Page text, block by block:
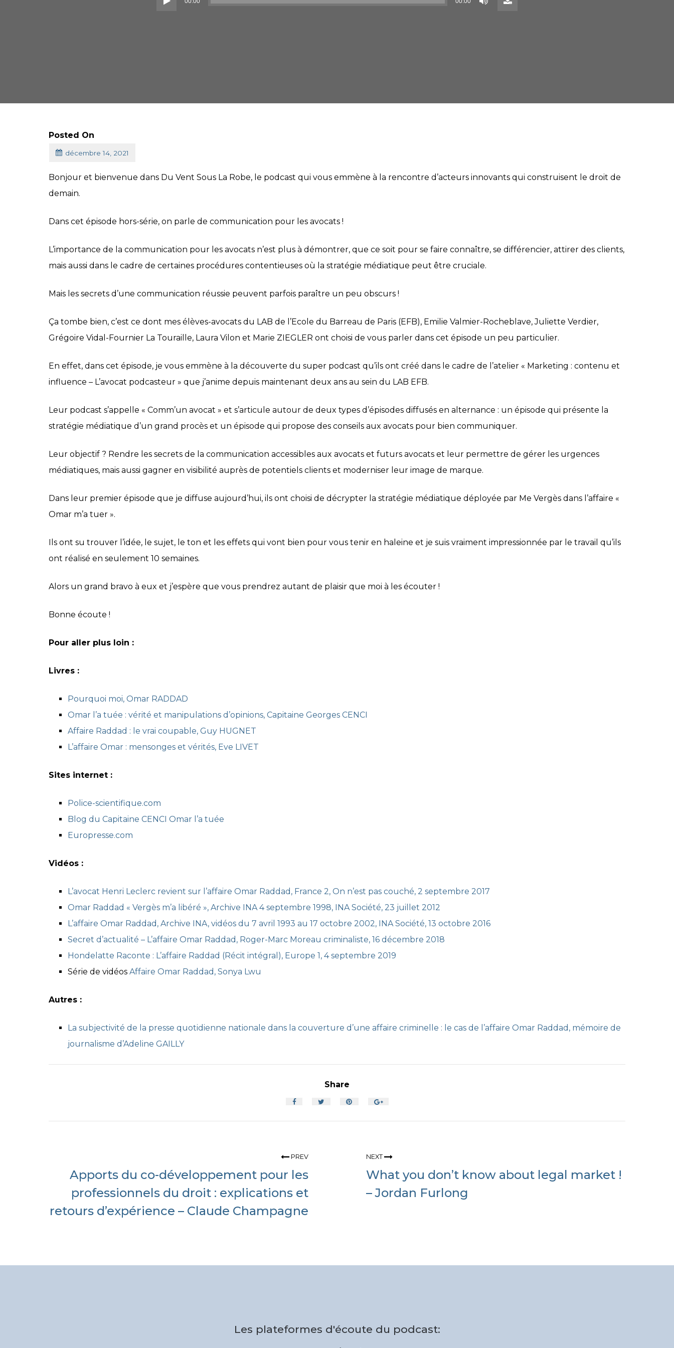
()
Posted On
décembre 14, 2021
Bonjour et bienvenue dans Du Vent Sous La Robe, le podcast qui vous emmène à la rencontre d’acteurs innovants qui construisent le droit de
demain.
Dans cet épisode hors-série, on parle de communication pour les avocats !
L’importance de la communication pour les avocats n’est plus à démontrer, que ce soit pour se faire connaître, se différencier, attirer des clients,
mais aussi dans le cadre de certaines procédures contentieuses où la stratégie médiatique peut être cruciale.
Mais les secrets d’une communication réussie peuvent parfois paraître un peu obscurs !
Ça tombe bien, c’est ce dont mes élèves-avocats du LAB de l’Ecole du Barreau de Paris (EFB), Emilie Valmier-Rocheblave, Juliette Verdier,
Grégoire Vidal-Fournier La Touraille, Laura Vilon et Marie ZIEGLER ont choisi de vous parler dans cet épisode un peu particulier.
En effet, dans cet épisode, je vous emmène à la découverte du super podcast qu’ils ont créé dans le cadre de l’atelier « Marketing : contenu et
influence – L’avocat podcasteur » que j’anime depuis maintenant deux ans au sein du LAB EFB.
Leur podcast s’appelle « Comm’un avocat » et s’articule autour de deux types d’épisodes diffusés en alternance : un épisode qui présente la
stratégie médiatique d’un grand procès et un épisode qui propose des conseils aux avocats pour bien communiquer.
Leur objectif ? Rendre les secrets de la communication accessibles aux avocats et futurs avocats et leur permettre de gérer les urgences
médiatiques, mais aussi gagner en visibilité auprès de potentiels clients et moderniser leur image de marque.
Dans leur premier épisode que je diffuse aujourd’hui, ils ont choisi de décrypter la stratégie médiatique déployée par Me Vergès dans l’affaire «
Omar m’a tuer ».
Ils ont su trouver l’idée, le sujet, le ton et les effets qui vont bien pour vous tenir en haleine et je suis vraiment impressionnée par le travail qu’ils
ont réalisé en seulement 10 semaines.
Alors un grand bravo à eux et j’espère que vous prendrez autant de plaisir que moi à les écouter !
Bonne écoute !
Pour aller plus loin :
Livres :
Pourquoi moi, Omar RADDAD
Omar l’a tuée : vérité et manipulations d’opinions, Capitaine Georges CENCI
Affaire Raddad : le vrai coupable, Guy HUGNET
L’affaire Omar : mensonges et vérités, Eve LIVET
Sites internet :
Police-scientifique.com
Blog du Capitaine CENCI Omar l’a tuée
Europresse.com
Vidéos :
L’avocat Henri Leclerc revient sur l’affaire Omar Raddad, France 2, On n’est pas couché, 2 septembre 2017
Omar Raddad « Vergès m’a libéré », Archive INA 4 septembre 1998, INA Société, 23 juillet 2012
L’affaire Omar Raddad, Archive INA, vidéos du 7 avril 1993 au 17 octobre 2002, INA Société, 13 octobre 2016
Secret d’actualité – L’affaire Omar Raddad, Roger-Marc Moreau criminaliste, 16 décembre 2018
Hondelatte Raconte : L’affaire Raddad (Récit intégral), Europe 1, 4 septembre 2019
Série de vidéosAffaire Omar Raddad, Sonya Lwu
Autres :
La subjectivité de la presse quotidienne nationale dans la couverture d’une affaire criminelle : le cas de l’affaire Omar Raddad, mémoire de
journalisme d’Adeline GAILLY
Share
PREV
Apports du co-développement pour les
professionnels du droit : explications et
retours d’expérience – Claude Champagne
NEXT
What you don’t know about legal market !
– Jordan Furlong
Les plateformes d'écoute du podcast: